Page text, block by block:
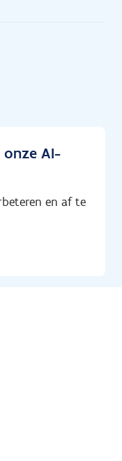
onze AI-
en af te